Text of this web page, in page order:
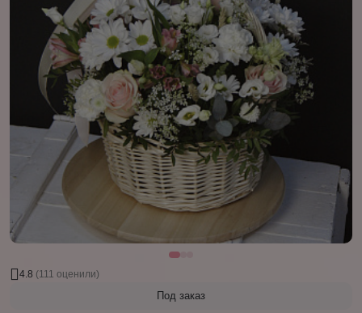
4.8 (111 оценили)
Под заказ